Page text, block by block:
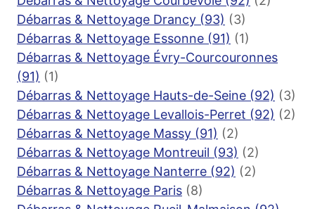
Débarras & Nettoyage Drancy (93) (3)
Débarras & Nettoyage Essonne (91) (1)
Débarras & Nettoyage Évry-Courcouronnes
(91) (1)
Débarras & Nettoyage Hauts-de-Seine (92) (3)
Débarras & Nettoyage Levallois-Perret (92) (2)
Débarras & Nettoyage Massy (91) (2)
Débarras & Nettoyage Montreuil (93) (2)
Débarras & Nettoyage Nanterre (92) (2)
Débarras & Nettoyage Paris (8)